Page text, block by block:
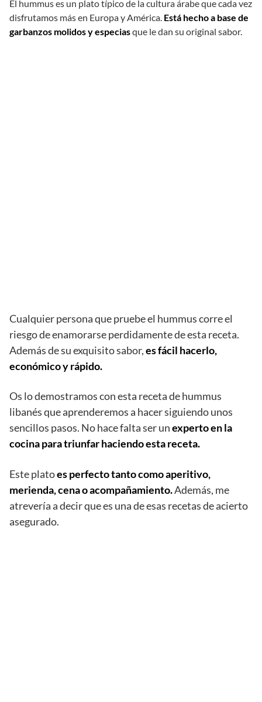
El hummus es un plato típico de la cultura árabe que cada vez
disfrutamos más en Europa y América. Está hecho a base de
garbanzos molidos y especiasque le dan su original sabor.
Cualquier persona que pruebe el hummus corre el
riesgo de enamorarse perdidamente de esta receta.
Además de su exquisito sabor,es fácil hacerlo,
económico y rápido.
Os lo demostramos con esta receta de hummus
libanés que aprenderemos a hacer siguiendo unos
sencillos pasos. No hace falta ser unexperto en la
cocina para triunfar haciendo esta receta.
Este platoes perfecto tanto como aperitivo,
merienda, cena o acompañamiento.Además, me
atrevería a decir que es una de esas recetas de acierto
asegurado.